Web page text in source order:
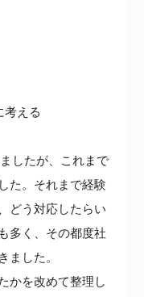
考える
したが、これまで
た。それまで経験
どう対応したらい
多く、その都度社
ました。
かを改めて整理し